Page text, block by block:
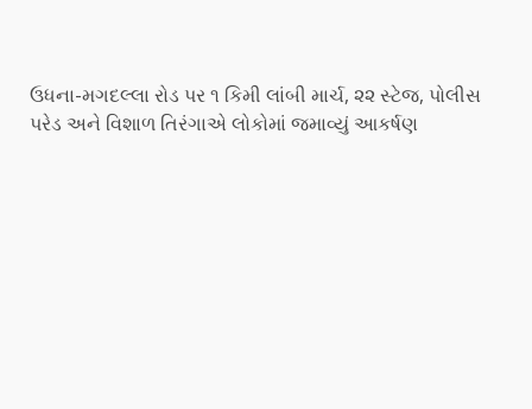
ઉધના-મગદલ્લા રોડ પર ૧ કિમી લાંબી માર્ચ, ૨૨ સ્ટેજ, પોલીસ
પરેડ અને વિશાળ તિરંગાએ લોકોમાં જમાવ્યું આકર્ષણ